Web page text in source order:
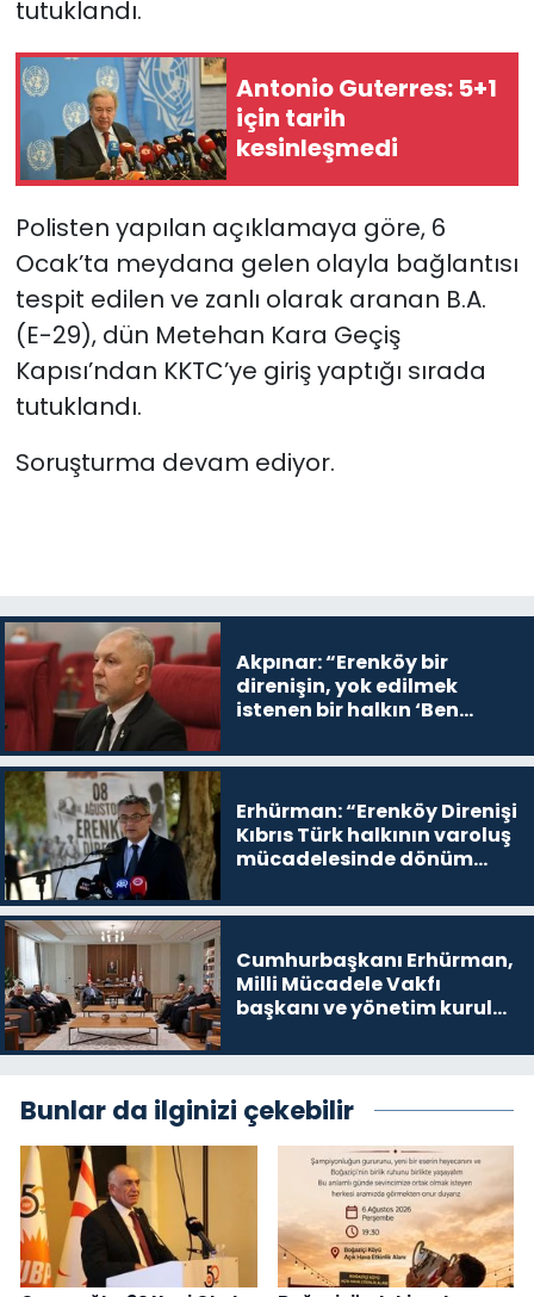
tutuklandı.
Antonio Guterres: 5+1
için tarih
kesinleşmedi
Polisten yapılan açıklamaya göre, 6
Ocak’ta meydana gelen olayla bağlantısı
tespit edilen ve zanlı olarak aranan B.A.
(E-29), dün Metehan Kara Geçiş
Kapısı’ndan KKTC’ye giriş yaptığı sırada
tutuklandı.
Soruşturma devam ediyor.
Akpınar: “Erenköy bir
direnişin, yok edilmek
istenen bir halkın ‘Ben
devam edeceğim’ dediği
Erhürman: “Erenköy Direnişi
Kıbrıs Türk halkının varoluş
mücadelesinde dönüm
Cumhurbaşkanı Erhürman,
Milli Mücadele Vakfı
başkanı ve yönetim kurulu
Bunlar da ilginizi çekebilir
Politika
SAĞLIK
Spor
Teknoloji
TÜRKiYE
Video Galeri
YAŞAM